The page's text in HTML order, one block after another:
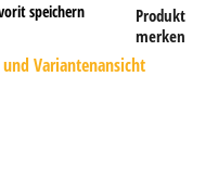
speichern
Button
Produkt
merken
Variantenansicht